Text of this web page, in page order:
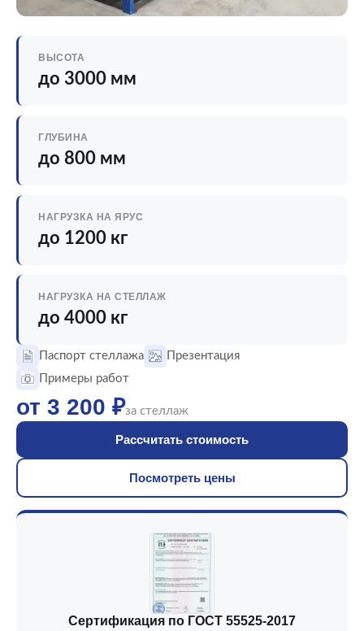
ВЫСОТА
до 3000 мм
ГЛУБИНА
до 800 мм
НАГРУЗКА НА ЯРУС
до 1200 кг
НАГРУЗКА НА СТЕЛЛАЖ
до 4000 кг
Паспорт стеллажа
Презентация
Примеры работ
от 3 200 ₽за стеллаж
Рассчитать стоимость
Посмотреть цены
Сертификация по ГОСТ 55525-2017